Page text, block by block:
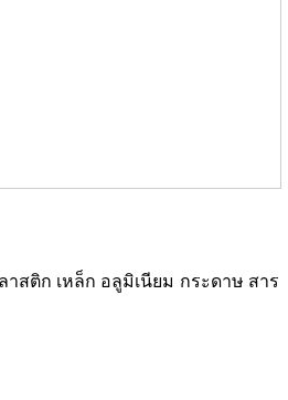
าสติก เหล็ก อลูมิเนียม กระดาษ สาร